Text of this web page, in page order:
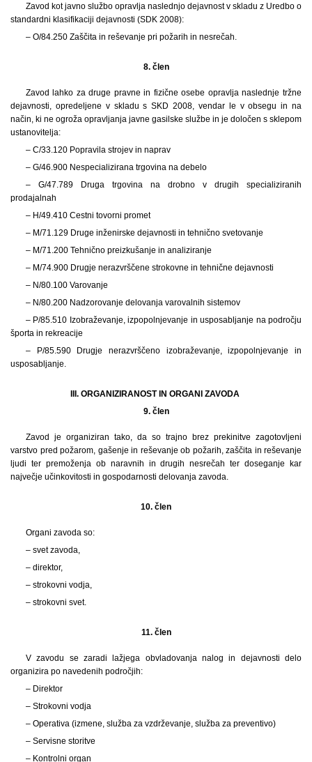
Zavod kot javno službo opravlja naslednjo dejavnost v skladu z Uredbo o
standardni klasifikaciji dejavnosti (SDK 2008):
– O/84.250 Zaščita in reševanje pri požarih in nesrečah.
8. člen
Zavod lahko za druge pravne in fizične osebe opravlja naslednje tržne
dejavnosti, opredeljene v skladu s SKD 2008, vendar le v obsegu in na
način, ki ne ogroža opravljanja javne gasilske službe in je določen s sklepom
ustanovitelja:
– C/33.120 Popravila strojev in naprav
– G/46.900 Nespecializirana trgovina na debelo
– G/47.789 Druga trgovina na drobno v drugih specializiranih
prodajalnah
– H/49.410 Cestni tovorni promet
– M/71.129 Druge inženirske dejavnosti in tehnično svetovanje
– M/71.200 Tehnično preizkušanje in analiziranje
– M/74.900 Drugje nerazvrščene strokovne in tehnične dejavnosti
– N/80.100 Varovanje
– N/80.200 Nadzorovanje delovanja varovalnih sistemov
– P/85.510 Izobraževanje, izpopolnjevanje in usposabljanje na področju
športa in rekreacije
– P/85.590 Drugje nerazvrščeno izobraževanje, izpopolnjevanje in
usposabljanje.
III. ORGANIZIRANOST IN ORGANI ZAVODA
9. člen
Zavod je organiziran tako, da so trajno brez prekinitve zagotovljeni
varstvo pred požarom, gašenje in reševanje ob požarih, zaščita in reševanje
ljudi ter premoženja ob naravnih in drugih nesrečah ter doseganje kar
največje učinkovitosti in gospodarnosti delovanja zavoda.
10. člen
Organi zavoda so:
– svet zavoda,
– direktor,
– strokovni vodja,
– strokovni svet.
11. člen
V zavodu se zaradi lažjega obvladovanja nalog in dejavnosti delo
organizira po navedenih področjih:
– Direktor
– Strokovni vodja
– Operativa (izmene, služba za vzdrževanje, služba za preventivo)
– Servisne storitve
– Kontrolni organ